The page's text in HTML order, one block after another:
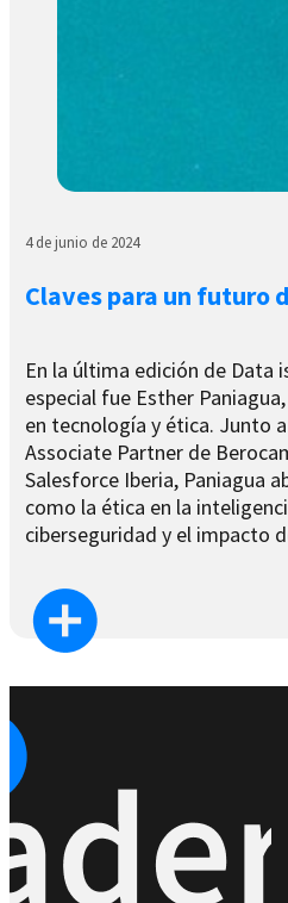
4 de junio de 2024
Claves para un futuro
En la última edición de Data
especial fue Esther
en tecnología y ética. Junto
Associate Partner de
Salesforce Iberia, Paniagua
como la ética en la
ciberseguridad y el impacto